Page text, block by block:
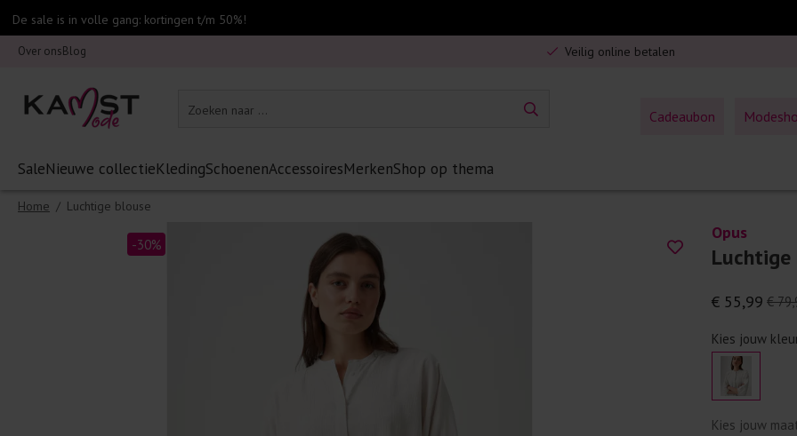
De sale is in volle gang: kortingen t/m 50%!
Over onsBlog
Veilig online betalen
Gratis verzending in Nederland vanaf €75,-
Cadeaubon
SaleNieuwe collectieKledingSchoenenAccessoiresMerkenShop op thema
Home / Luchtige blouse
-30%
Opus
Luchtige
€
€ 55,99
Kies jouw
Kies jouw